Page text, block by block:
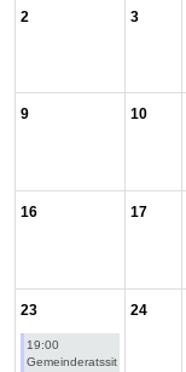
2 3
9 10
16 17
23
19:00
Gemeinderatssit
24